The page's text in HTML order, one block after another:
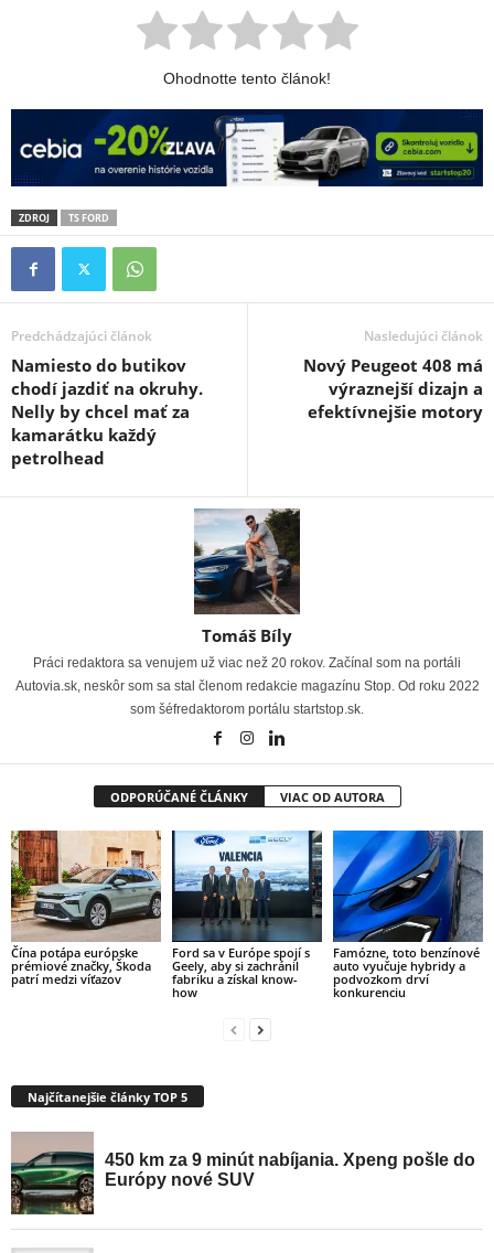
Ohodnotte tento článok!
ZDROJ TS FORD
Predchádzajúci článok
Namiesto do butikov
chodí jazdiť na okruhy.
Nelly by chcel mať za
kamarátku každý
petrolhead
Nasledujúci článok
Nový Peugeot 408 má
výraznejší dizajn a
efektívnejšie motory
Tomáš Bíly
Práci redaktora sa venujem už viac než 20 rokov. Začínal som na portáli
Autovia.sk, neskôr som sa stal členom redakcie magazínu Stop. Od roku 2022
som šéfredaktorom portálu startstop.sk.
ODPORÚČANÉ ČLÁNKY VIAC OD AUTORA
Čína potápa európske
prémiové značky, Škoda
patrí medzi víťazov
Ford sa v Európe spojí s
Geely, aby si zachránil
fabriku a získal know-
how
Famózne, toto benzínové
auto vyučuje hybridy a
podvozkom drví
konkurenciu
Najčítanejšie články TOP 5